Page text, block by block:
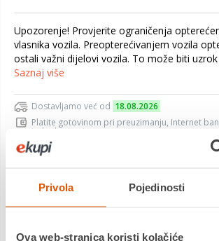
Privola Pojedinosti
Ova web-stranica koristi kolačiće
Upozorenje! Provjerite ograničenja
vlasnika vozila. Preopterećivanjem vozila
ostali važni dijelovi vozila. To može biti uzrok
Saznaj više
Dostavljamo već od 18.08.2026
Platite gotovinom pri preuzimanju, Internet
jednokratno i na rate
Povrat robe moguć unutar 14 dana